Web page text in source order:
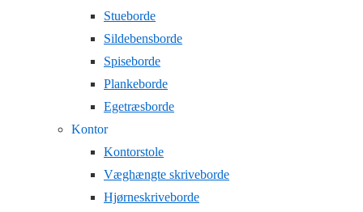
Stueborde
Sildebensborde
Spiseborde
Plankeborde
Egetræsborde
Kontor
Kontorstole
Væghængte skriveborde
Hjørneskriveborde